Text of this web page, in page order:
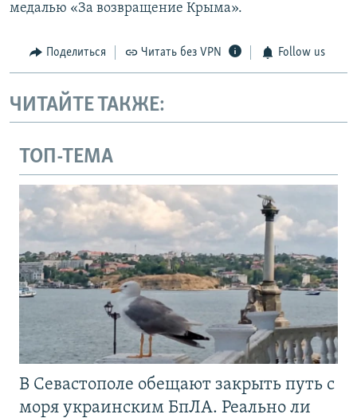
медалью «За возвращение Крыма».
Поделиться Читать без VPN Follow us
ЧИТАЙТЕ ТАКЖЕ:
ТОП-ТЕМА
В Севастополе обещают закрыть путь с
моря украинским БпЛА. Реально ли